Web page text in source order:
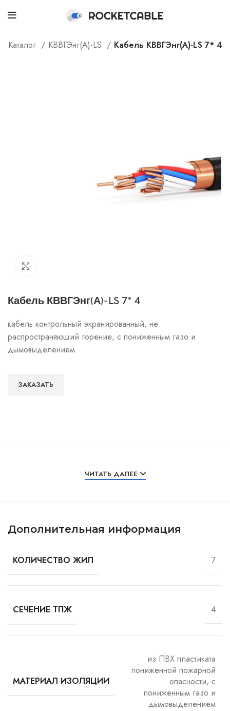
Каталог КВВГЭнг(А)-LS Кабель КВВГЭнг(А)-LS 7* 4
Кабель КВВГЭнг(А)-LS 7* 4
кабель контрольный экранированный, не
распространяющий горение, с пониженным газо и
дымовыделением
ЗАКАЗАТЬ
ЧИТАТЬ ДАЛЕЕ
Дополнительная информация
КОЛИЧЕСТВО ЖИЛ 7
СЕЧЕНИЕ ТПЖ 4
МАТЕРИАЛ ИЗОЛЯЦИИ
из ПВХ пластиката
пониженной пожарной
опасности, с
пониженным газо и
дымовыделением